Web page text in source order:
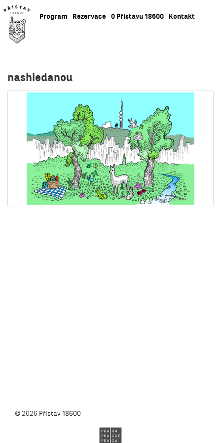
Program Rezervace O Přístavu 18600 Kontakt
nashledanou
© 2026 Přístav 18600